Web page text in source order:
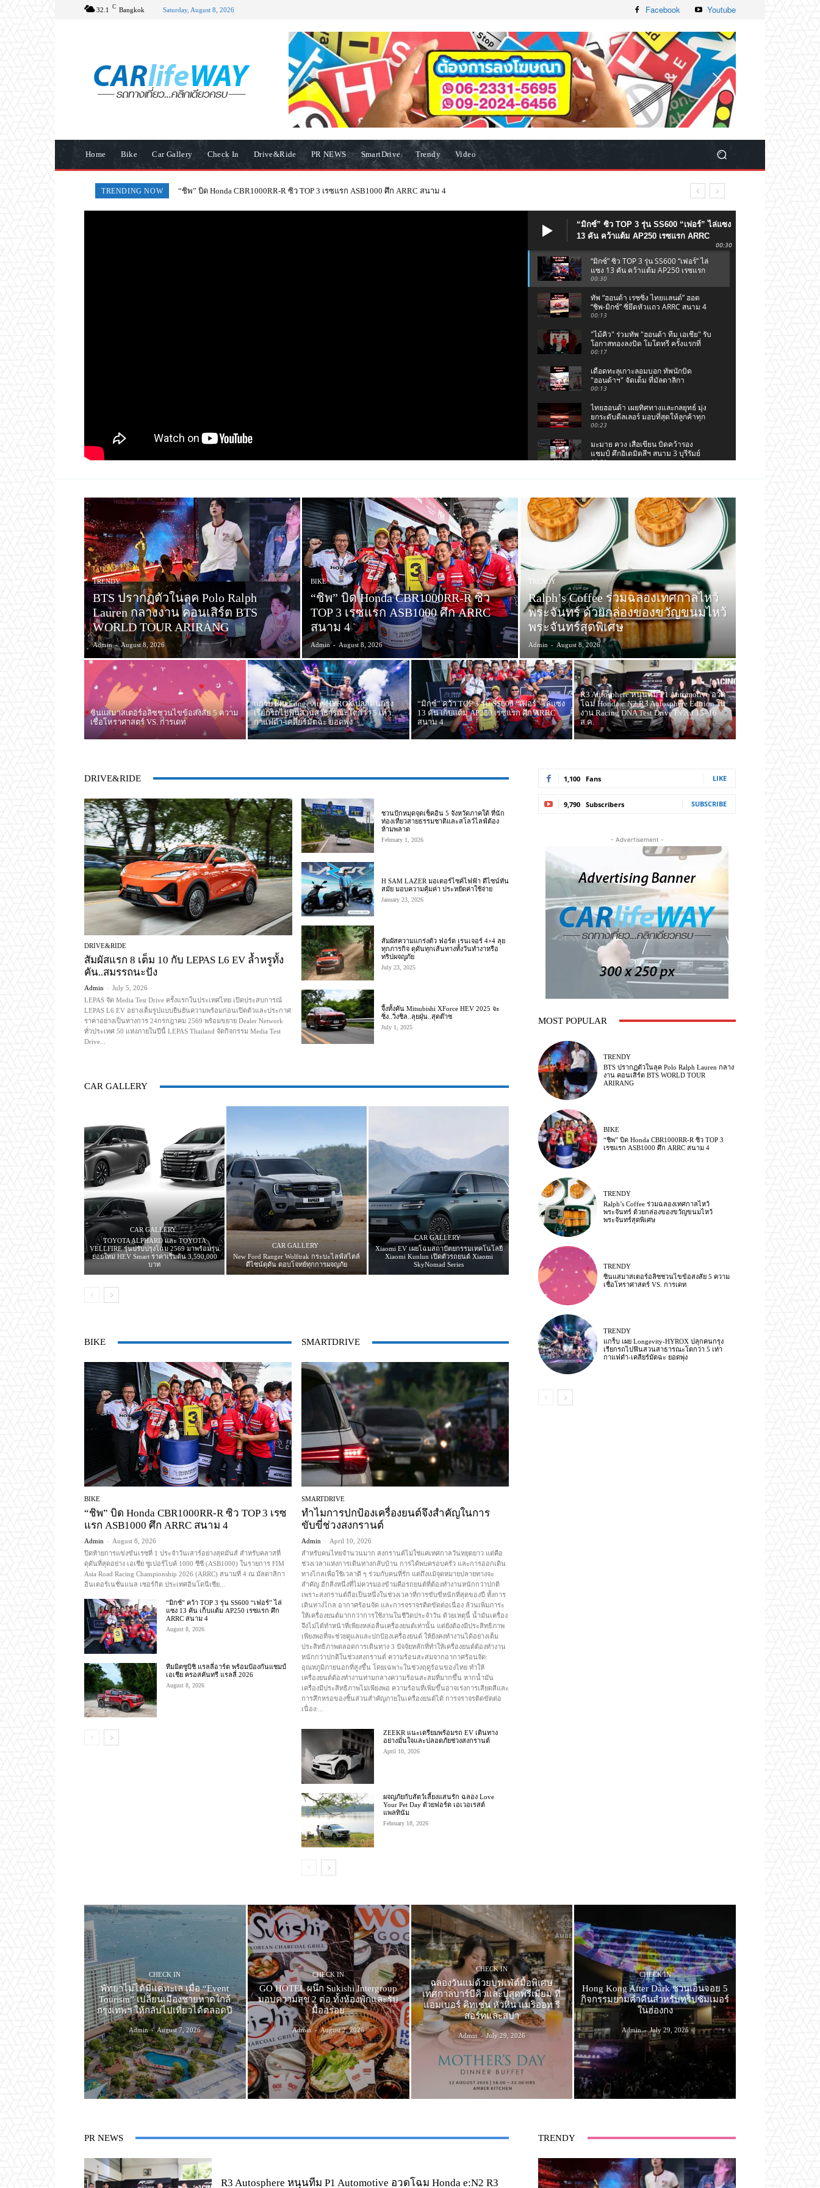
32.1 C Bangkok Saturday, August 8, 2026 Facebook Youtube
Home Bike Car Gallery Check In Drive&Ride PR NEWS SmartDrive Trendy Video
TRENDING NOW Ralph’s Coffee ร่วมฉลองเทศกาลไหว้พระจันทร์ ด้วยกล่องของขวัญขนมไหว้พระจันทร์สุดพิเศษ
“มิกซ์” ซิว TOP 3 รุ่น SS600 “เฟอร์” ไล่แซง
13 คัน คว้าแต้ม AP250 เรซแรก ARRC
00:30
“มิกซ์” ซิว TOP 3 รุ่น SS600 “เฟอร์” ไล่
แซง 13 คัน คว้าแต้ม AP250 เรซแรก
ARRC สนาม 4
00:30
ทัพ “ฮอนด้า เรซซิ่ง ไทยแลนด์” ฮอต
“ชิพ-มิกซ์” ซิ่ยึดหัวแถว ARRC สนาม 4
ที่มัลดาลิกา
00:13
"ไม้คิว" ร่วมทัพ "ฮอนด้า ทีม เอเชีย" รับ
โอกาสทองลงบิด โมโตทรี ครั้งแรกที่
ซิลเวอร์สโตน
00:17
เดือดทะลุเกาะลอมบอก ทัพนักบิด
"ฮอนด้าฯ" จัดเต็ม ที่มัลดาลิกา
00:13
ไทยฮอนด้า เผยทิศทางและกลยุทธ์ มุ่ง
ยกระดับดีลเลอร์ มอบที่สุดให้ลูกค้าทุก
มิติ
00:23
มะมาย ควง เสือเขียน บิดคว้ารอง
แชมป์ ศึกอิเดมิตสึฯ สนาม 3 บุรีรัมย์
00:21
TRENDY
BTS ปรากฏตัวในลุค Polo Ralph
Lauren กลางงาน คอนเสิร์ต BTS
WORLD TOUR ARIRANG
Admin - August 8, 2026
BIKE
“ชิพ” บิด Honda CBR1000RR-R ซิว
TOP 3 เรซแรก ASB1000 ศึก ARRC
สนาม 4
Admin - August 8, 2026
TRENDY
Ralph’s Coffee ร่วมฉลองเทศกาลไหว้
พระจันทร์ ด้วยกล่องของขวัญขนมไหว้
พระจันทร์สุดพิเศษ
Admin - August 8, 2026
ซินแสมาสเตอร์อลิซชวนไขข้อสงสัย 5 ความ
เชื่อโหราศาสตร์ VS. การเดท
แกร็บ เผย Longevity-HYROX ปลุกคนกรุง
เรียกรถไปฟินสวนสาธารณะโตกว่า 5 เท่า
กาแฟดำ-เคลียร์มัตฉะ ยอดพุ่ง
“มิกซ์” คว้า TOP 3 รุ่น SS600 “เฟอร์” ไล่แซง
13 คัน เก็บแต้ม AP250 เรซแรก ศึก ARRC
สนาม 4
R3 Autosphere หนุนทีม P1 Automotive อวด
โฉม Honda e:N2 R3 Autosphere Edition ใน
งาน Racing DNA Test Drive Event 15–16
ส.ค.
DRIVE&RIDE
DRIVE&RIDE
สัมผัสแรก 8 เต็ม 10 กับ LEPAS L6 EV ล้ำหรูทั้ง
คัน..สมรรถนะปัง
Admin - July 5, 2026
LEPAS จัด Media Test Drive ครั้งแรกในประเทศไทย เปิดประสบการณ์
LEPAS L6 EV อย่างเต็มรูปแบบยืนยันความพร้อมก่อนเปิดตัวและประกาศ
ราคาอย่างเป็นทางการ 24กรกฎาคม 2569 พร้อมขยาย Dealer Network
ทั่วประเทศ 50 แห่งภายในปีนี้ LEPAS Thailand จัดกิจกรรม Media Test
Drive...
ชวนปักหมุดจุดเช็คอิน 5 จังหวัดภาคใต้ ที่นัก
ท่องเที่ยวสายธรรมชาติและสโลว์ไลฟ์ต้อง
ห้ามพลาด
February 1, 2026
H SAM LAZER มอเตอร์ไซค์ไฟฟ้า ดีไซน์ทัน
สมัย มอบความคุ้มค่า ประหยัดค่าใช้จ่าย
January 23, 2026
สัมผัสความแกร่งตัว ฟอร์ด เรนเจอร์ 4×4 ลุย
ทุกภารกิจ ดุดันทุกเส้นทางทั้งวันทำงาหรือ
ทริปผจญภัย
July 23, 2025
จึ้งทั้งคัน Mitsubishi XForce HEV 2025 จะ
ซิ่ง..วิ่งชิล..ลุยฝุ่น..สุดต๊าซ
July 1, 2025
CAR GALLERY
CAR GALLERY
TOYOTA ALPHARD และ TOYOTA
VELLFIRE รุ่นปรับปรุงโฉม 2569 มาพร้อมรุ่น
ย่อยใหม่ HEV Smart ราคาเริ่มต้น 3,590,000
บาท
CAR GALLERY
New Ford Ranger Wolftrak กระบะไลฟ์สไตล์
ดีไซน์ดุดัน ตอบโจทย์ทุกการผจญภัย
CAR GALLERY
Xiaomi EV เผยโฉมสถาปัตยกรรมเทคโนโลยี
Xiaomi Kunlun เปิดตัวรถยนต์ Xiaomi
SkyNomad Series
BIKE
BIKE
“ชิพ” บิด Honda CBR1000RR-R ซิว TOP 3 เรซ
แรก ASB1000 ศึก ARRC สนาม 4
Admin - August 8, 2026
ปิดท้ายการแข่งขันเรซที่ 1 ประจำวันเสาร์อย่างสุดมันส์ สำหรับคลาสที่
ดุดันที่สุดอย่าง เอเชีย ซูเปอร์ไบค์ 1000 ซีซี (ASB1000) ในรายการ FIM
Asia Road Racing Championship 2026 (ARRC) สนามที่ 4 ณ มัลดาลิกา
อินเตอร์เนชั่นแนล เซอร์กิต ประเทศอินโดนีเซีย...
“มิกซ์” คว้า TOP 3 รุ่น SS600 “เฟอร์” ไล่
แซง 13 คัน เก็บแต้ม AP250 เรซแรก ศึก
ARRC สนาม 4
August 8, 2026
ทีมมิตซูบิชิ แรลลี่อาร์ต พร้อมป้องกันแชมป์
เอเชีย ครอสคันทรี แรลลี่ 2026
August 8, 2026
SMARTDRIVE
SMARTDRIVE
ทำไมการปกป้องเครื่องยนต์จึงสำคัญในการ
ขับขี่ช่วงสงกรานต์
Admin - April 10, 2026
สำหรับคนไทยจำนวนมาก สงกรานต์ไม่ใช่แค่เทศกาลวันหยุดยาว แต่คือ
ช่วงเวลาแห่งการเดินทางกลับบ้าน การได้พบครอบครัว และการออกเดิน
ทางไกลเพื่อใช้เวลาดี ๆ ร่วมกับคนที่รัก แต่ถึงแม้จุดหมายปลายทางจะ
สำคัญ อีกสิ่งหนึ่งที่ไม่ควรมองข้ามคือรถยนต์ที่ต้องทำงานหนักกว่าปกติ
เพราะสงกรานต์ถือเป็นหนึ่งในช่วงเวลาที่การขับขี่หนักที่สุดของปี ทั้งการ
เดินทางไกล อากาศร้อนจัด และการจราจรติดขัดต่อเนื่อง ล้วนเพิ่มภาระ
ให้เครื่องยนต์มากกว่าการใช้งานในชีวิตประจำวัน ด้วยเหตุนี้ น้ำมันเครื่อง
จึงไม่ได้ทำหน้าที่เพียงหล่อลื่นเครื่องยนต์เท่านั้น แต่ยังต้องมีประสิทธิภาพ
เพียงพอที่จะช่วยดูแลและปกป้องเครื่องยนต์ ให้ยังคงทำงานได้อย่างเต็ม
ประสิทธิภาพตลอดการเดินทาง 3 ปัจจัยหลักที่ทำให้เครื่องยนต์ต้องทำงาน
หนักกว่าปกติในช่วงสงกรานต์ ความร้อนสะสมจากอากาศร้อนจัด:
อุณหภูมิภายนอกที่สูงขึ้น โดยเฉพาะในช่วงฤดูร้อนของไทย ทำให้
เครื่องยนต์ต้องทำงานท่ามกลางความร้อนสะสมที่มากขึ้น หากน้ำมัน
เครื่องมีประสิทธิภาพไม่เพียงพอ ความร้อนที่เพิ่มขึ้นอาจเร่งการเสียดสีและ
การสึกหรอของชิ้นส่วนสำคัญภายในเครื่องยนต์ได้ การจราจรติดขัดต่อ
เนื่อง:...
ZEEKR แนะเตรียมพร้อมรถ EV เดินทาง
อย่างมั่นใจและปลอดภัยช่วงสงกรานต์
April 10, 2026
ผจญภัยกับสัตว์เลี้ยงแสนรัก ฉลอง Love
Your Pet Day ด้วยฟอร์ด เอเวอเรสต์
แพลทินัม
February 18, 2026
1,100 Fans LIKE
9,790 Subscribers SUBSCRIBE
- Advertisement -
MOST POPULAR
TRENDY
BTS ปรากฏตัวในลุค Polo Ralph Lauren กลาง
งาน คอนเสิร์ต BTS WORLD TOUR
ARIRANG
BIKE
“ชิพ” บิด Honda CBR1000RR-R ซิว TOP 3
เรซแรก ASB1000 ศึก ARRC สนาม 4
TRENDY
Ralph’s Coffee ร่วมฉลองเทศกาลไหว้
พระจันทร์ ด้วยกล่องของขวัญขนมไหว้
พระจันทร์สุดพิเศษ
TRENDY
ซินแสมาสเตอร์อลิซชวนไขข้อสงสัย 5 ความ
เชื่อโหราศาสตร์ VS. การเดท
TRENDY
แกร็บ เผย Longevity-HYROX ปลุกคนกรุง
เรียกรถไปฟินสวนสาธารณะโตกว่า 5 เท่า
กาแฟดำ-เคลียร์มัตฉะ ยอดพุ่ง
CHECK IN
พัทยาไม่ได้มีแค่ทะเล เมื่อ “Event
Tourism” เปลี่ยนเมืองชายหาดใกล้
กรุงเทพฯ ให้กลับไปเที่ยวได้ตลอดปี
Admin - August 7, 2026
CHECK IN
GO HOTEL ผนึก Sukishi Intergroup
มอบความสุข 2 ต่อ ทั้งห้องพักและรับ
มื้ออร่อย
Admin - August 2, 2026
CHECK IN
ฉลองวันแม่ด้วยบุฟเฟ่ต์มื้อพิเศษ
เทศกาลบาร์บีคิวและปูสุดพรีเมียม ที่
แอมเบอร์ คิทเช่น หัวหิน แมริออท รี
สอร์ทและสปา
Admin - July 29, 2026
CHECK IN
Hong Kong After Dark ชวนเอ็นจอย 5
กิจกรรมยามค่ำคืนสำหรับทริปซัมเมอร์
ในฮ่องกง
Admin - July 29, 2026
PR NEWS
R3 Autosphere หนุนทีม P1 Automotive อวดโฉม Honda e:N2 R3
TRENDY